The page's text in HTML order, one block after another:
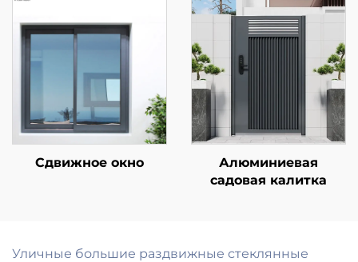
кухонный гарнитур и
шкаф по
индивидуальный
заказ
отеля, торгового
центра,
коммерческого
использования,
внутренняя
противопожарная
дверь с готовой
отделкой
поверхности
Сдвижное окно
Алюминиевая
садовая калитка
Уличные большие раздвижные стеклянные